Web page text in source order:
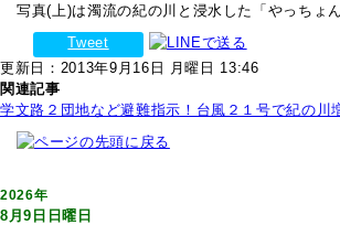
写真(上)は濁流の紀の川と浸水した「やっちょ
Tweet
更新日：2013年9月16日 月曜日 13:46
関連記事
学文路２団地など避難指示！台風２１号で紀の川
2026年
8月9日日曜日